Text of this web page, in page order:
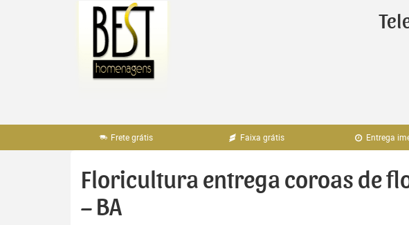
Frete grátis Faixa grátis Entrega
Floricultura entrega coroas de
– BA